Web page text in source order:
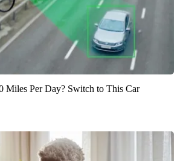
Miles Per Day? Switch to This Car